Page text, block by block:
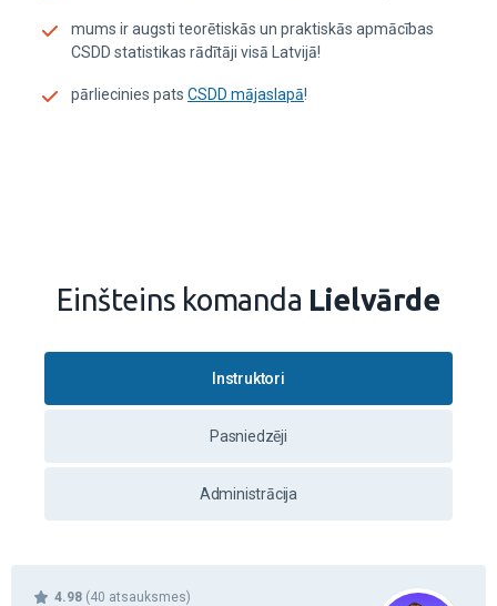
mums ir augsti teorētiskās un praktiskās apmācības
CSDD statistikas rādītāji visā Latvijā!
pārliecinies pats CSDD mājaslapā!
Einšteins komanda Lielvārde
Instruktori
Pasniedzēji
Administrācija
4.98 (40 atsauksmes)